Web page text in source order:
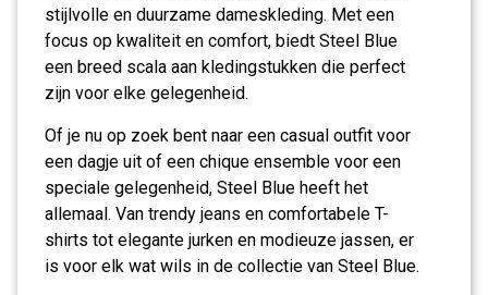
stijlvolle en duurzame dameskleding. Met een
focus op kwaliteit en comfort, biedt Steel Blue
een breed scala aan kledingstukken die perfect
zijn voor elke gelegenheid.
Of je nu op zoek bent naar een casual outfit voor
een dagje uit of een chique ensemble voor een
speciale gelegenheid, Steel Blue heeft het
allemaal. Van trendy jeans en comfortabele T-
shirts tot elegante jurken en modieuze jassen, er
is voor elk wat wils in de collectie van Steel Blue.